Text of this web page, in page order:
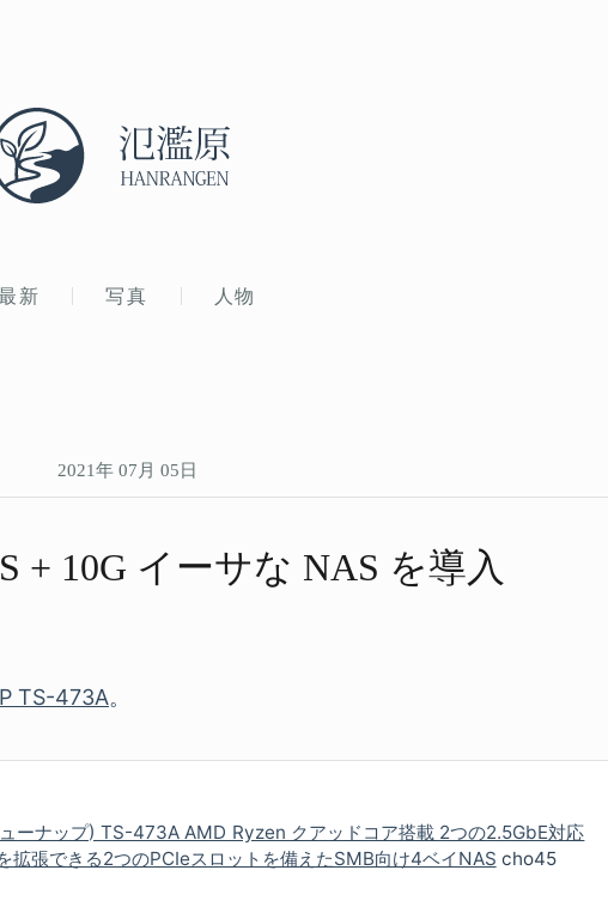
新 写真 人物
2021年 07月 05日
+ 10G イーサな​ NAS を​導入
TS-473A。
ューナップ) TS-473A AMD Ryzen クアッドコア搭載 2つの2.5GbE対応
拡張できる2つのPCIeスロットを備えたSMB向け4ベイNAS cho45